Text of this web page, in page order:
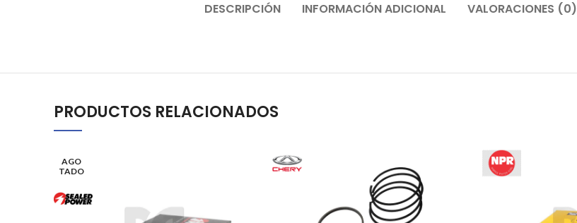
DESCRIPCIÓN INFORMACIÓN ADICIONAL VALORACIONES (0)
PRODUCTOS RELACIONADOS
AGO
TADO